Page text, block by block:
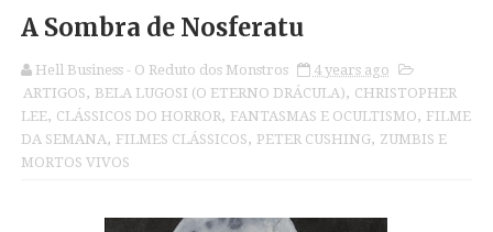
A Sombra de Nosferatu
Hell Business - O Reduto dos Monstros
4 years ago
ARTIGOS, BELA LUGOSI (O ETERNO DRÁCULA), CHRISTOPHER
LEE, CLÁSSICOS DO HORROR, FANTASMAS E OCULTISMO, FILME
DA SEMANA, FILMES CLÁSSICOS, PETER CUSHING, ZUMBIS E
MORTOS VIVOS